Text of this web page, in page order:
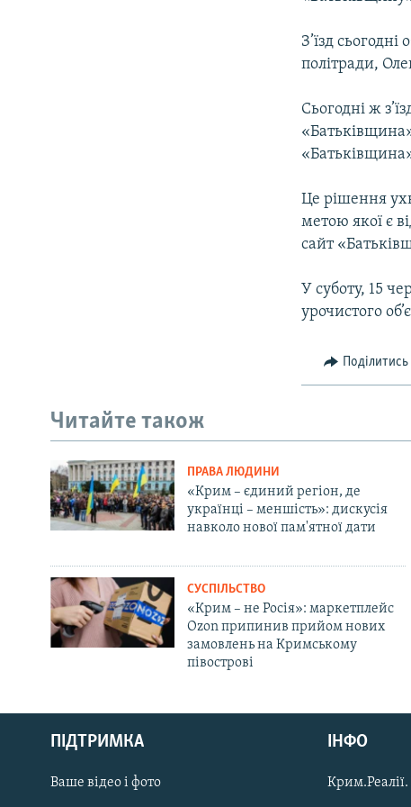
Русский
Qırımtatar
ДОЛУЧАЙСЯ!
З’їзд
політради,
Сьогодні ж
Це рішення
метою якої є
сайт
У суботу, 15
урочистого
Поділитись
Читайте також
ПРАВА ЛЮДИНИ
«Крим – єдиний регіон, де
українці – меншість»: дискусія
навколо нової пам'ятної дати
СУСПІЛЬСТВО
«Крим – не Росія»: маркетплейс
Ozon припинив прийом нових
замовлень на Кримському
півострові
ПІДТРИМКА
Ваше відео і фото
ІНФО